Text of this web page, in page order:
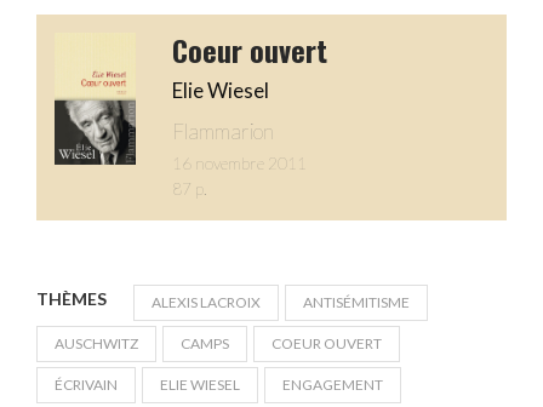
Coeur ouvert
Elie Wiesel
Flammarion
16 novembre 2011
87 p.
THÈMES ALEXIS LACROIX ANTISÉMITISME
AUSCHWITZ CAMPS COEUR OUVERT
ÉCRIVAIN ELIE WIESEL ENGAGEMENT